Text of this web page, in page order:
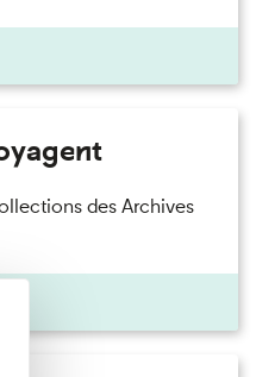
des Archives
le